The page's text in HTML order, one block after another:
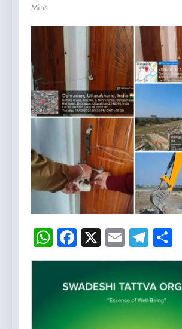
Mins
WhatsApp
Facebook
X Email